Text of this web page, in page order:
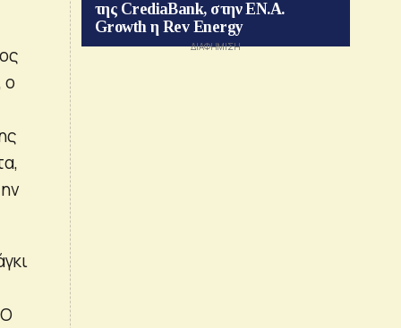
ο
της CrediaBank, στην ΕΝ.Α.
Growth η Rev Energy